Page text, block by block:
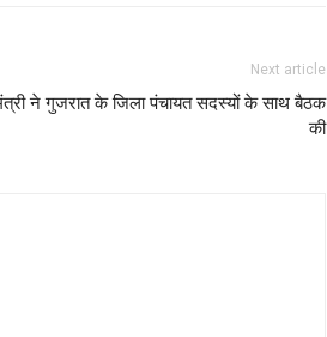
Next article
ने गुजरात के जिला पंचायत सदस्यों के साथ बैठक
की